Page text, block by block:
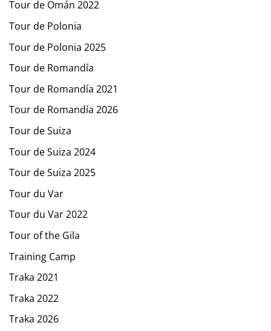
Tour de Omán 2022
Tour de Polonia
Tour de Polonia 2025
Tour de Romandía
Tour de Romandía 2021
Tour de Romandía 2026
Tour de Suiza
Tour de Suiza 2024
Tour de Suiza 2025
Tour du Var
Tour du Var 2022
Tour of the Gila
Training Camp
Traka 2021
Traka 2022
Traka 2026